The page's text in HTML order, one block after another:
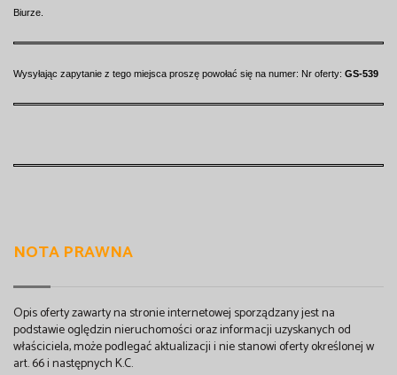
Biurze.
Wysyłając zapytanie z tego miejsca proszę powołać się na numer: Nr oferty: GS-539
NOTA PRAWNA
Opis oferty zawarty na stronie internetowej sporządzany jest na
podstawie oględzin nieruchomości oraz informacji uzyskanych od
właściciela, może podlegać aktualizacji i nie stanowi oferty określonej w
art. 66 i następnych K.C.